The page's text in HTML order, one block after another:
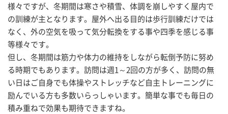
様々ですが、冬期間は寒さや積雪、体調を崩しやすく屋内で
の訓練が主となります。屋外へ出る目的は歩行訓練だけでは
なく、外の空気を吸って気分転換をする事や四季を感じる事
等様々です。
但し、冬期間は筋力や体力の維持をしながら転倒予防に努め
る時期でもあります。訪問は週1～2回の方が多く、訪問の無
い日はご自身でも体操やストレッチなど自主トレーニングに
励んでいる方も多数いらっしゃいます。簡単な事でも毎日の
積み重ねで効果も期待できますね。